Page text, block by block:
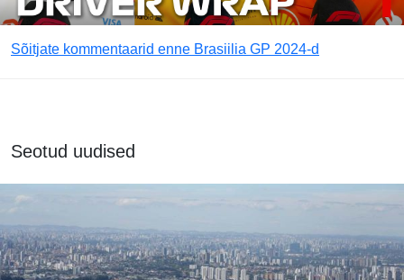
Sõitjate kommentaarid enne Brasiilia GP 2024-d
Seotud uudised